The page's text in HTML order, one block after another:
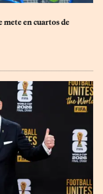
mete en cuartos de